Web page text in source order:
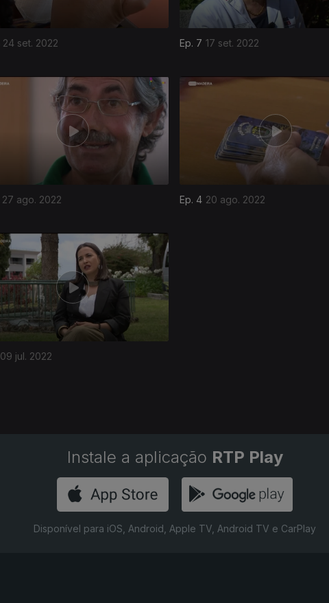
24 set. 2022 Ep. 7 17 set. 2022
27 ago. 2022 Ep. 4 20 ago. 2022
09 jul. 2022
Instale a aplicação RTP Play
Disponível para iOS, Android, Apple TV, Android TV e CarPlay